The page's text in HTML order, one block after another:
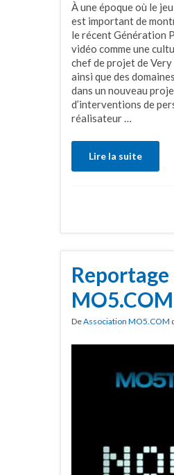
À une époque où le
est important de
le récent Génération
vidéo comme une
chef de projet de
ainsi que des
dans un nouveau
d’interventions de
réalisateur …
Lire la suite
Reportage
MO5.COM
DeAssociation MO5.COM